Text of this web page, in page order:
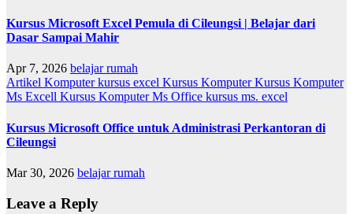
Kursus Microsoft Excel Pemula di Cileungsi | Belajar dari
Dasar Sampai Mahir
Apr 7, 2026 belajar rumah
Artikel Komputerkursus excel Kursus KomputerKursus Komputer
Ms Excell Kursus Komputer Ms Office kursus ms. excel
Kursus Microsoft Office untuk Administrasi Perkantoran di
Cileungsi
Mar 30, 2026 belajar rumah
Leave a Reply